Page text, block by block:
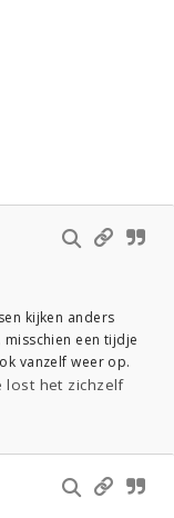
kijken anders
misschien een tijdje
vanzelf weer op.
lost het zichzelf